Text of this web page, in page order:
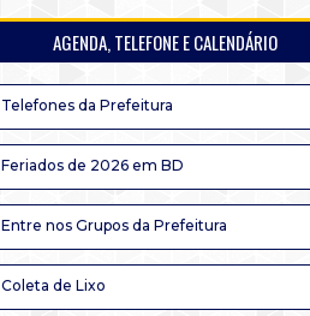
AGENDA, TELEFONE E CALENDÁRIO
Telefones da Prefeitura
Feriados de 2026 em BD
Entre nos Grupos da Prefeitura
Coleta de Lixo